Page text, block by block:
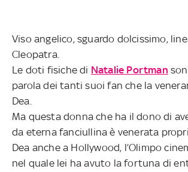
Viso angelico, sguardo dolcissimo,
Cleopatra.
Le doti fisiche di Natalie Portman
parola dei tanti suoi fan che la
Dea.
Ma questa donna che ha il dono di
da eterna fanciullina è venerata
Dea anche a Hollywood, l’Olimpo
nel quale lei ha avuto la fortuna di